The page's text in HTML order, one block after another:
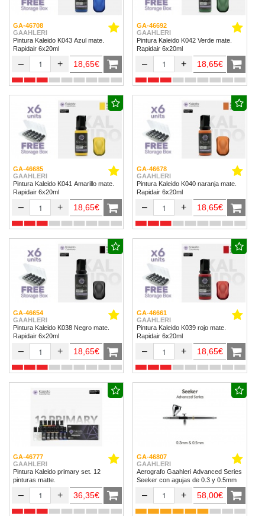
GA-46708
GAAHLERI
Pintura Kaleido K043 Azul mate.
Rapidair 6x20ml
– + 18,65€
GA-46692
GAAHLERI
Pintura Kaleido K042 Verde mate.
Rapidair 6x20ml
– + 18,65€
GA-46685
GAAHLERI
Pintura Kaleido K041 Amarillo mate.
Rapidair 6x20ml
– + 18,65€
GA-46678
GAAHLERI
Pintura Kaleido K040 naranja mate.
Rapidair 6x20ml
– + 18,65€
GA-46654
GAAHLERI
Pintura Kaleido K038 Negro mate.
Rapidair 6x20ml
– + 18,65€
GA-46661
GAAHLERI
Pintura Kaleido K039 rojo mate.
Rapidair 6x20ml
– + 18,65€
GA-46777
GAAHLERI
Pintura Kaleido primary set. 12
pinturas matte.
– + 36,35€
GA-46807
GAAHLERI
Aerografo Gaahleri Advanced Series
Seeker con agujas de 0.3 y 0.5mm
– + 58,00€